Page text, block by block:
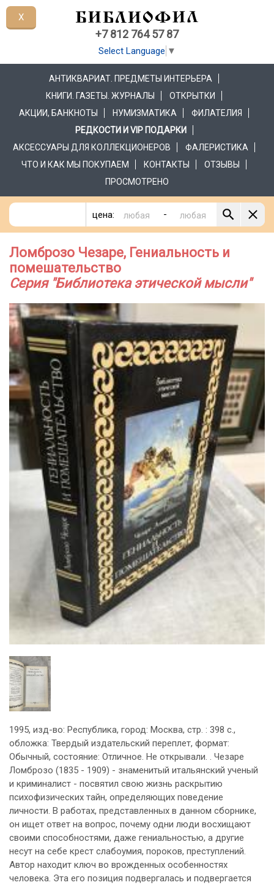
+7 812 764 57 87
Select Language ▼
АНТИКВАРИАТ. ПРЕДМЕТЫ ИНТЕРЬЕРА
КНИГИ. ГАЗЕТЫ. ЖУРНАЛЫ
ОТКРЫТКИ
АКЦИИ, БАНКНОТЫ
НУМИЗМАТИКА
ФИЛАТЕЛИЯ
РЕДКОСТИ И VIP ПОДАРКИ
АКСЕССУАРЫ ДЛЯ КОЛЛЕКЦИОНЕРОВ
ФАЛЕРИСТИКА
ЧТО И КАК МЫ ПОКУПАЕМ
КОНТАКТЫ
ОТЗЫВЫ
ПРОСМОТРЕНО
цена: -
Ломброзо Чезаре, Гениальность и
помешательство
Серия "Библиотека этической мысли"
1995, изд-во: Республика, город: Москва, стр. : 398 с.,
обложка: Твердый издательский переплет, формат:
Обычный, состояние: Отличное. Не открывали. . Чезаре
Ломброзо (1835 - 1909) - знаменитый итальянский ученый
и криминалист - посвятил свою жизнь раскрытию
психофизических тайн, определяющих поведение
личности. В работах, представленных в данном сборнике,
он ищет ответ на вопрос, почему одни люди восхищают
своими способностями, даже гениальностью, а другие
несут на себе крест слабоумия, пороков, преступлений.
Автор находит ключ во врожденных особенностях
человека. Эта его позиция подвергалась и подвергается
X